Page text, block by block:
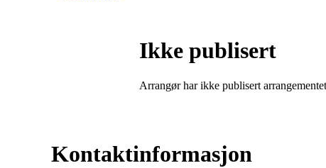
Ikke publisert
Arrangør har ikke publisert
Kontaktinformasjon